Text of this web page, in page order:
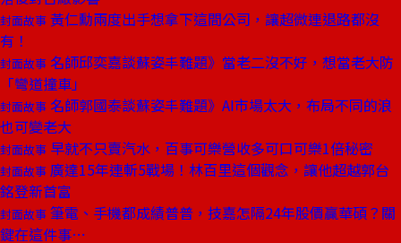
封面故事 黃仁勳兩度出手想拿下這間公司，讓超微連退路都沒
有！
封面故事 名師邱奕嘉談蘇姿丰難題》當老二沒不好，想當老大防
「彎道撞車」
封面故事 名師郭國泰談蘇姿丰難題》AI市場太大，布局不同的浪
也可變老大
封面故事 早就不只賣汽水，百事可樂營收多可口可樂1倍秘密
封面故事 廣達15年連斬5戰場！林百里這個觀念，讓他超越郭台
銘登新首富
封面故事 筆電、手機都成績普普，技嘉怎隔24年股價贏華碩？關
鍵在這件事⋯